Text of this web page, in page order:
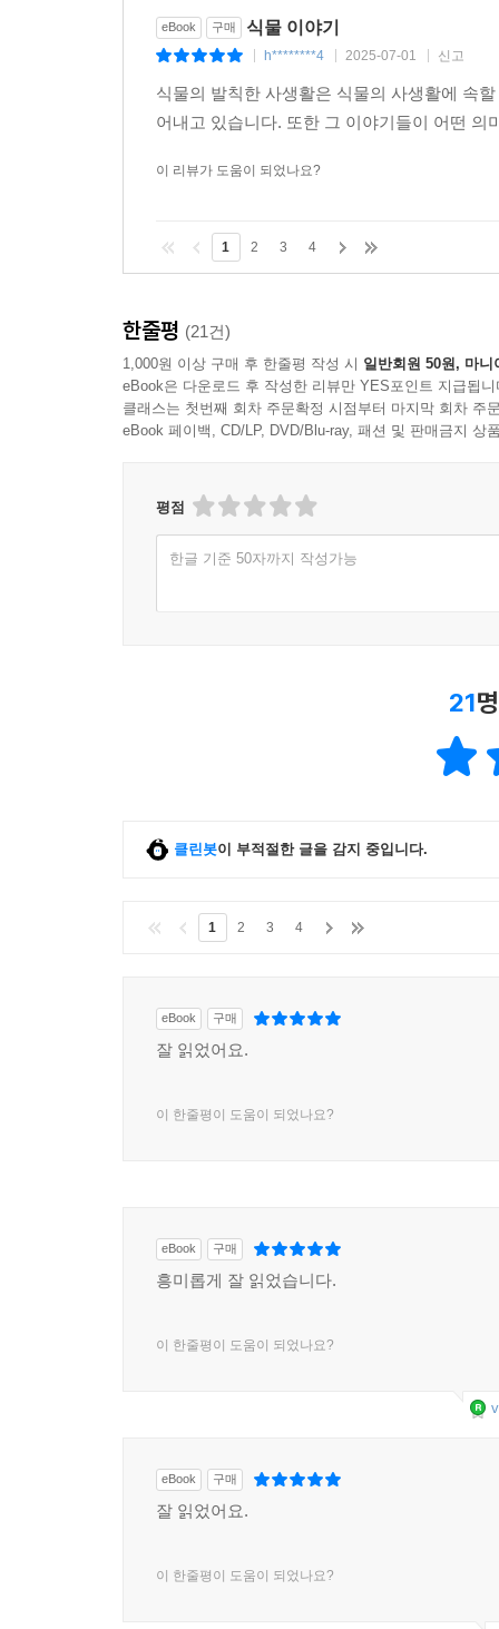
eBook 구매 식물 이야기
h********4 2025-07-01 신고
식물의 발칙한 사생활은 식물의 사생활에 속
어내고 있습니다. 또한 그 이야기들이 어떤
이 리뷰가 도움이 되었나요?
1 2 3 4
한줄평 (21건)
1,000원 이상 구매 후 한줄평 작성 시 일반회원 50원, 마니
eBook은 다운로드 후 작성한 리뷰만 YES포인트 지급됩니
클래스는 첫번째 회차 주문확정 시점부터 마지막 회차 주
eBook 페이백, CD/LP, DVD/Blu-ray, 패션 및 판매금지 상
평점
한글 기준 50자까지 작성가능
21
클린봇이 부적절한 글을 감지 중입니다.
1 2 3 4
eBook 구매
잘 읽었어요.
이 한줄평이 도움이 되었나요?
eBook 구매
흥미롭게 잘 읽었습니다.
이 한줄평이 도움이 되었나요?
eBook 구매
잘 읽었어요.
이 한줄평이 도움이 되었나요?